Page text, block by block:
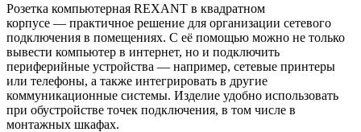
Розетка компьютерная REXANT в квадратном
корпусе — практичное решение для организации сетевого
подключения в помещениях. С её помощью можно не только
вывести компьютер в интернет, но и подключить
периферийные устройства — например, сетевые принтеры
или телефоны, а также интегрировать в другие
коммуникационные системы. Изделие удобно использовать
при обустройстве точек подключения, в том числе в
монтажных шкафах.